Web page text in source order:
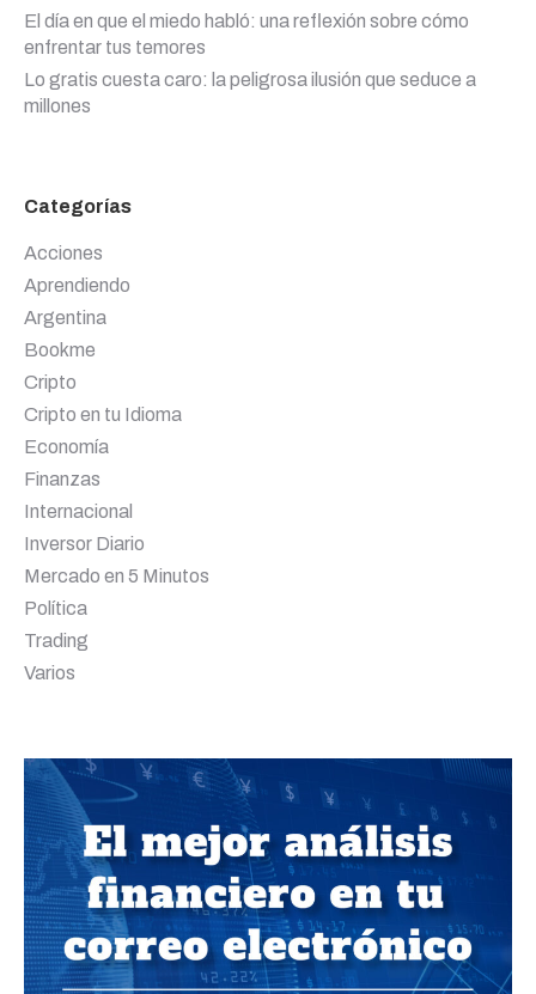
El día en que el miedo habló: una reflexión sobre cómo
enfrentar tus temores
Lo gratis cuesta caro: la peligrosa ilusión que seduce a
millones
Categorías
Acciones
Aprendiendo
Argentina
Bookme
Cripto
Cripto en tu Idioma
Economía
Finanzas
Internacional
Inversor Diario
Mercado en 5 Minutos
Política
Trading
Varios